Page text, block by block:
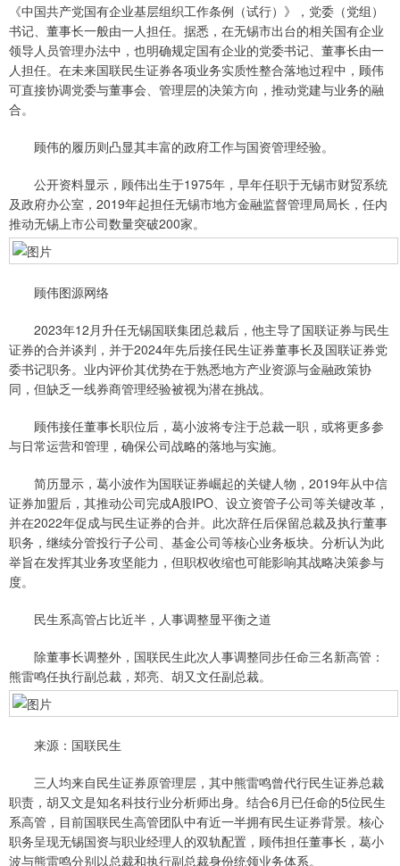
《中国共产党国有企业基层组织工作条例（试行）》，党委（党组）
书记、董事长一般由一人担任。据悉，在无锡市出台的相关国有企业
领导人员管理办法中，也明确规定国有企业的党委书记、董事长由一
人担任。在未来国联民生证券各项业务实质性整合落地过程中，顾伟
可直接协调党委与董事会、管理层的决策方向，推动党建与业务的融
合。
顾伟的履历则凸显其丰富的政府工作与国资管理经验。
公开资料显示，顾伟出生于1975年，早年任职于无锡市财贸系统
及政府办公室，2019年起担任无锡市地方金融监督管理局局长，任内
推动无锡上市公司数量突破200家。
顾伟图源网络
2023年12月升任无锡国联集团总裁后，他主导了国联证券与民生
证券的合并谈判，并于2024年先后接任民生证券董事长及国联证券党
委书记职务。业内评价其优势在于熟悉地方产业资源与金融政策协
同，但缺乏一线券商管理经验被视为潜在挑战。
顾伟接任董事长职位后，葛小波将专注于总裁一职，或将更多参
与日常运营和管理，确保公司战略的落地与实施。
简历显示，葛小波作为国联证券崛起的关键人物，2019年从中信
证券加盟后，其推动公司完成A股IPO、设立资管子公司等关键改革，
并在2022年促成与民生证券的合并。此次辞任后保留总裁及执行董事
职务，继续分管投行子公司、基金公司等核心业务板块。分析认为此
举旨在发挥其业务攻坚能力，但职权收缩也可能影响其战略决策参与
度。
民生系高管占比近半，人事调整显平衡之道
除董事长调整外，国联民生此次人事调整同步任命三名新高管：
熊雷鸣任执行副总裁，郑亮、胡又文任副总裁。
来源：国联民生
三人均来自民生证券原管理层，其中熊雷鸣曾代行民生证券总裁
职责，胡又文是知名科技行业分析师出身。结合6月已任命的5位民生
系高管，目前国联民生高管团队中有近一半拥有民生证券背景。核心
职务呈现无锡国资与职业经理人的双轨配置，顾伟担任董事长，葛小
波与熊雷鸣分别以总裁和执行副总裁身份统领业务体系。